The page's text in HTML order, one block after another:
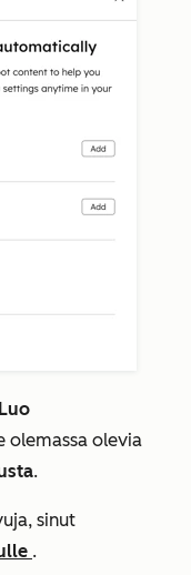
Luo
olemassa olevia
.
sinut
.